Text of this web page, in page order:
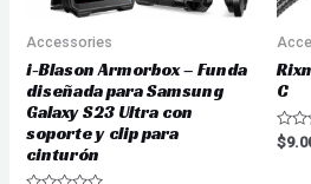
Accessories
i-Blason Armorbox – Funda
diseñada para Samsung
Galaxy S23 Ultra con
soporte y clip para
cinturón
C
en
$